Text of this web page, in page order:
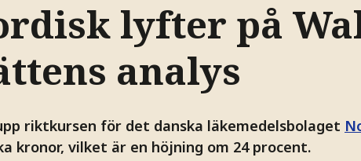
lyfter på
analys
riktkursen för det danska läkemedelsbolaget
kronor, vilket är en höjning om 24 procent.